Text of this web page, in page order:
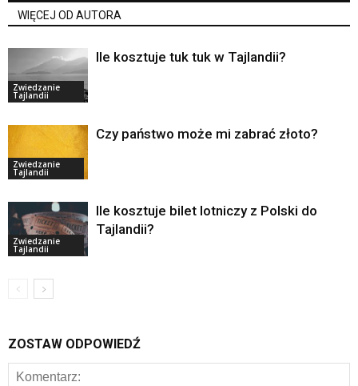
WIĘCEJ OD AUTORA
Zwiedzanie
Tajlandii
Ile kosztuje tuk tuk w Tajlandii?
Zwiedzanie
Tajlandii
Czy państwo może mi zabrać złoto?
Zwiedzanie
Tajlandii
Ile kosztuje bilet lotniczy z Polski do
Tajlandii?
ZOSTAW ODPOWIEDŹ